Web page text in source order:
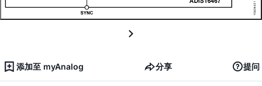
添加至 myAnalog 分享 提问